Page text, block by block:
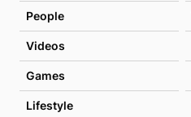
People
Videos
Games
Lifestyle